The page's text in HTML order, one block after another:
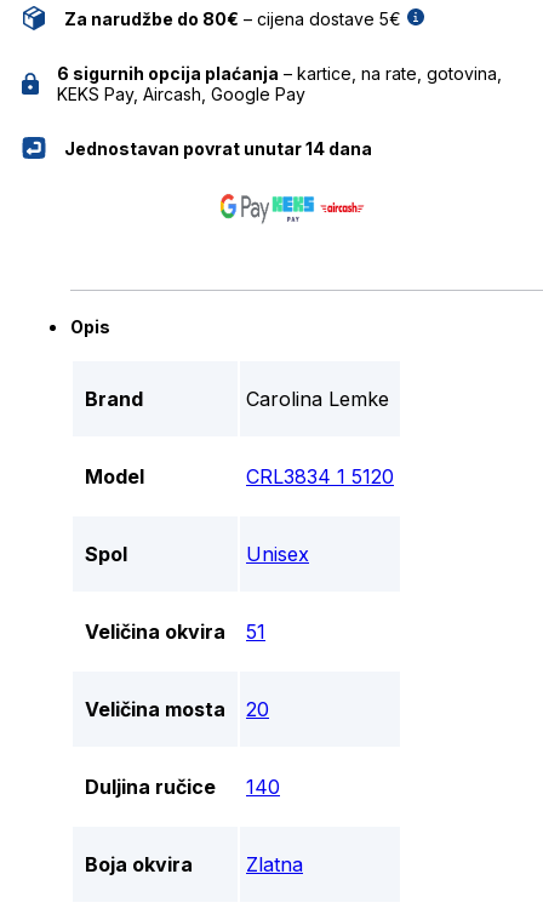
Za narudžbe do 80€ – cijena dostave 5€
6 sigurnih opcija plaćanja – kartice, na rate, gotovina,
KEKS Pay, Aircash, Google Pay
Jednostavan povrat unutar 14 dana
Opis
Brand Carolina Lemke
Model CRL3834 1 5120
Spol Unisex
Veličina okvira 51
Veličina mosta 20
Duljina ručice 140
Boja okvira Zlatna